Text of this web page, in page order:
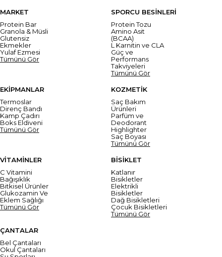
MARKET
Protein Bar
Granola & Müsli
Glutensiz
Ekmekler
Yulaf Ezmesi
Tümünü Gör
SPORCU BESİNLERİ
Protein Tozu
Amino Asit
(BCAA)
L Karnitin ve CLA
Güç ve
Performans
Takviyeleri
Tümünü Gör
EKİPMANLAR
Termoslar
Direnç Bandı
Kamp Çadırı
Boks Eldiveni
Tümünü Gör
KOZMETİK
Saç Bakım
Ürünleri
Parfüm ve
Deodorant
Highlighter
Saç Boyası
Tümünü Gör
VİTAMİNLER
C Vitamini
Bağışıklık
Bitkisel Ürünler
Glukozamin Ve
Eklem Sağlığı
Tümünü Gör
BİSİKLET
Katlanır
Bisikletler
Elektrikli
Bisikletler
Dağ Bisikletleri
Çocuk Bisikletleri
Tümünü Gör
ÇANTALAR
Bel Çantaları
Okul Çantaları